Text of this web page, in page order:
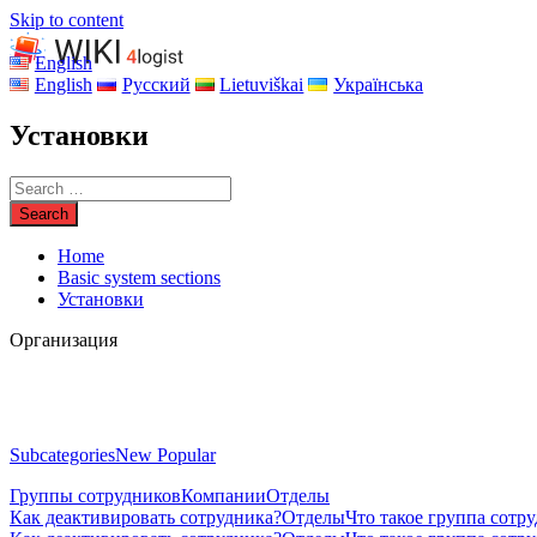
Skip to content
English
English
Русский Lietuviškai Українська
Установки
Home
Basic system sections
Установки
Организация
SubcategoriesNew Popular
Группы сотрудниковКомпанииОтделы
Как деактивировать сотрудника?ОтделыЧто такое группа